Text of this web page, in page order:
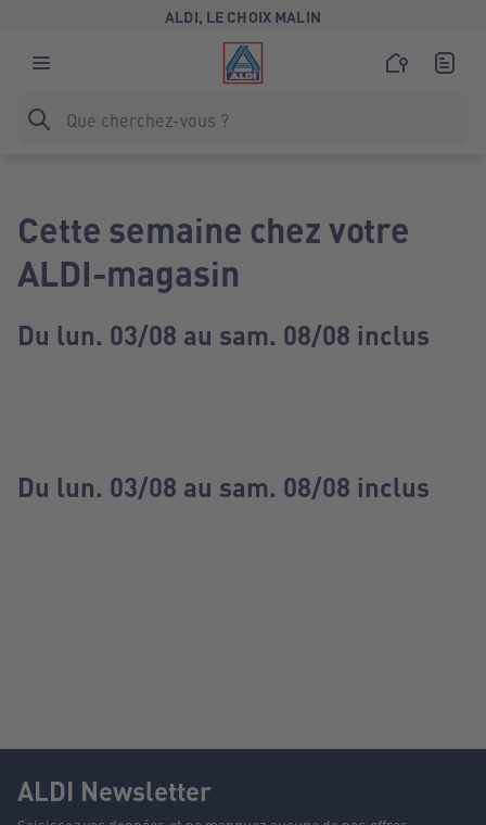
ALDI, LE CHOIX MALIN
Cette semaine chez votre
ALDI-magasin
Du lun. 03/08 au sam. 08/08 inclus
Du lun. 03/08 au sam. 08/08 inclus
ALDI Newsletter